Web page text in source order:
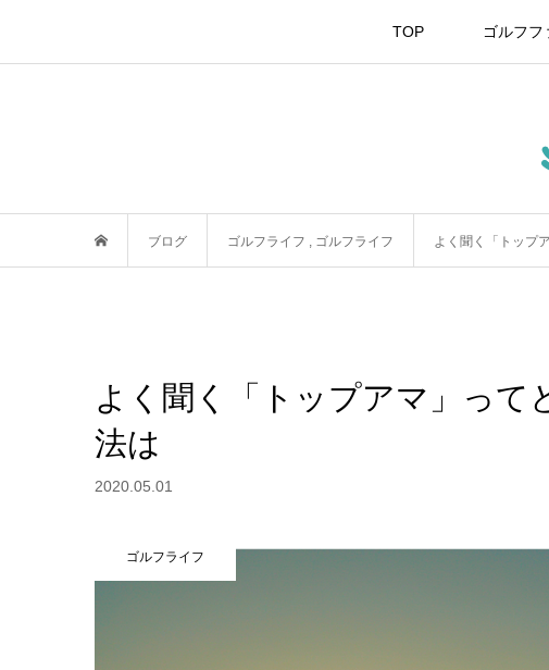
TOP ゴルフフ
ブログ ゴルフライフ ゴルフライフ よく聞く「トップ
よく聞く「トップアマ」って
法は
2020.05.01
ゴルフライフ